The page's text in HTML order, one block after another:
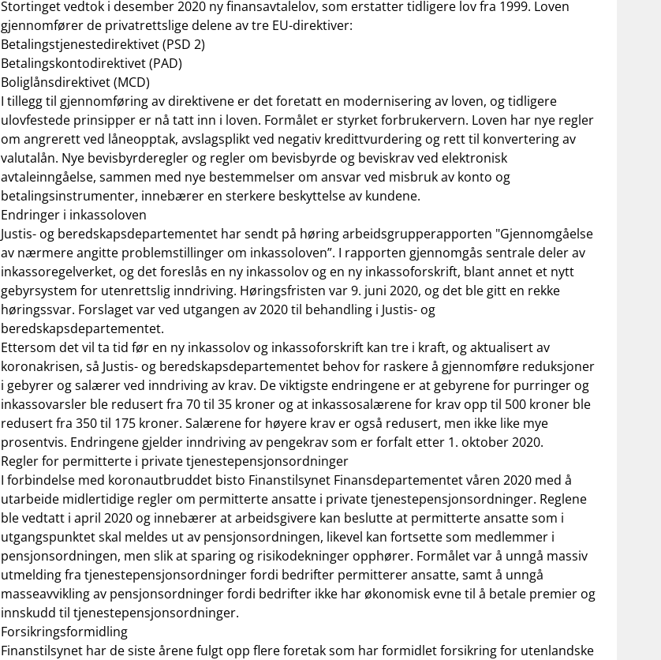
Stortinget vedtok i desember 2020 ny finansavtalelov, som erstatter tidligere lov fra 1999. Loven
gjennomfører de privatrettslige delene av tre EU-direktiver:
Betalingstjenestedirektivet (PSD 2)
Betalingskontodirektivet (PAD)
Boliglånsdirektivet (MCD)
I tillegg til gjennomføring av direktivene er det foretatt en modernisering av loven, og tidligere
ulovfestede prinsipper er nå tatt inn i loven. Formålet er styrket forbrukervern. Loven har nye regler
om angrerett ved låneopptak, avslagsplikt ved negativ kredittvurdering og rett til konvertering av
valutalån. Nye bevisbyrderegler og regler om bevisbyrde og beviskrav ved elektronisk
avtaleinngåelse, sammen med nye bestemmelser om ansvar ved misbruk av konto og
betalingsinstrumenter, innebærer en sterkere beskyttelse av kundene.
Endringer i inkassoloven
Justis- og beredskapsdepartementet har sendt på høring arbeidsgrupperapporten "Gjennomgåelse
av nærmere angitte problemstillinger om inkassoloven”. I rapporten gjennomgås sentrale deler av
inkassoregelverket, og det foreslås en ny inkassolov og en ny inkassoforskrift, blant annet et nytt
gebyrsystem for utenrettslig inndriving. Høringsfristen var 9. juni 2020, og det ble gitt en rekke
høringssvar. Forslaget var ved utgangen av 2020 til behandling i Justis- og
beredskapsdepartementet.
Ettersom det vil ta tid før en ny inkassolov og inkassoforskrift kan tre i kraft, og aktualisert av
koronakrisen, så Justis- og beredskapsdepartementet behov for raskere å gjennomføre reduksjoner
i gebyrer og salærer ved inndriving av krav. De viktigste endringene er at gebyrene for purringer og
inkassovarsler ble redusert fra 70 til 35 kroner og at inkassosalærene for krav opp til 500 kroner ble
redusert fra 350 til 175 kroner. Salærene for høyere krav er også redusert, men ikke like mye
prosentvis. Endringene gjelder inndriving av pengekrav som er forfalt etter 1. oktober 2020.
Regler for permitterte i private tjenestepensjonsordninger
I forbindelse med koronautbruddet bisto Finanstilsynet Finansdepartementet våren 2020 med å
utarbeide midlertidige regler om permitterte ansatte i private tjenestepensjonsordninger. Reglene
ble vedtatt i april 2020 og innebærer at arbeidsgivere kan beslutte at permitterte ansatte som i
utgangspunktet skal meldes ut av pensjonsordningen, likevel kan fortsette som medlemmer i
pensjonsordningen, men slik at sparing og risikodekninger opphører. Formålet var å unngå massiv
utmelding fra tjenestepensjonsordninger fordi bedrifter permitterer ansatte, samt å unngå
masseavvikling av pensjonsordninger fordi bedrifter ikke har økonomisk evne til å betale premier og
innskudd til tjenestepensjonsordninger.
Forsikringsformidling
Finanstilsynet har de siste årene fulgt opp flere foretak som har formidlet forsikring for utenlandske